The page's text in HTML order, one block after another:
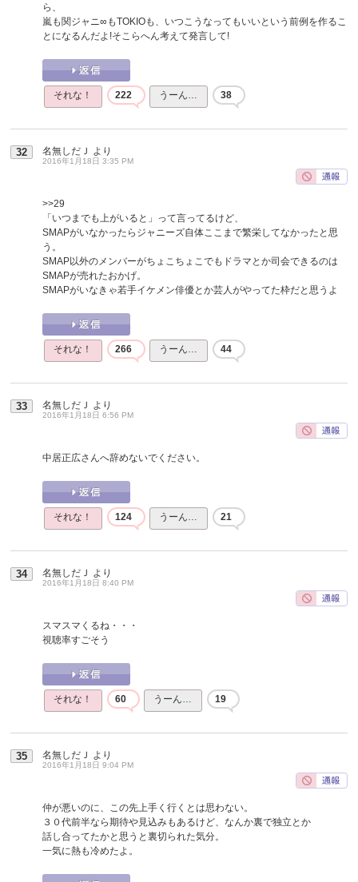
ら、
嵐も関ジャニ∞もTOKIOも、いつこうなってもいいという前例を作るこ
とになるんだよ!そこらへん考えて発言して!
それな！ 222 うーん… 38
32 名無しだＪ より
2016年1月18日 3:35 PM
>>29
「いつまでも上がいると」って言ってるけど、
SMAPがいなかったらジャニーズ自体ここまで繁栄してなかったと思
う。
SMAP以外のメンバーがちょこちょこでもドラマとか司会できるのは
SMAPが売れたおかげ。
SMAPがいなきゃ若手イケメン俳優とか芸人がやってた枠だと思うよ
それな！ 266 うーん… 44
33 名無しだＪ より
2016年1月18日 6:56 PM
中居正広さんへ辞めないでください。
それな！ 124 うーん… 21
34 名無しだＪ より
2016年1月18日 8:40 PM
スマスマくるね・・・
視聴率すごそう
それな！ 60 うーん… 19
35 名無しだＪ より
2016年1月18日 9:04 PM
仲が悪いのに、この先上手く行くとは思わない。
３０代前半なら期待や見込みもあるけど、なんか裏で独立とか
話し合ってたかと思うと裏切られた気分。
一気に熱も冷めたよ。